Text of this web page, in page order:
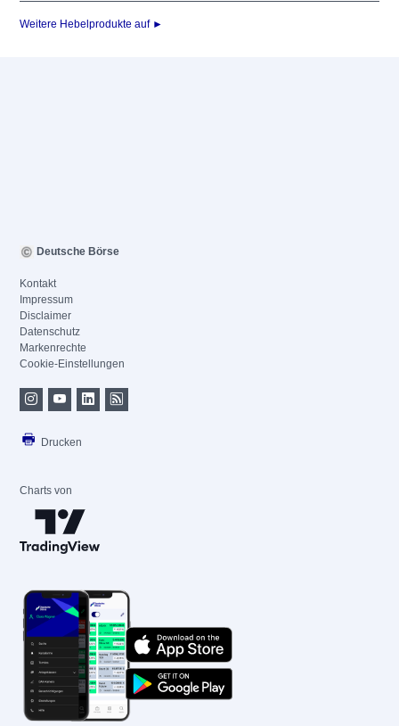
Weitere Hebelprodukte auf ►
Deutsche Börse
Kontakt
Impressum
Disclaimer
Datenschutz
Markenrechte
Cookie-Einstellungen
Drucken
Charts von